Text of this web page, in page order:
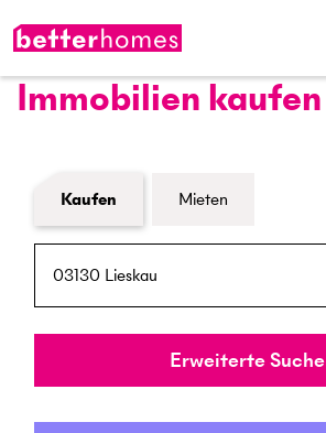
Immobilien kaufen
Formular Immobiliensuche
Kaufen Mieten
PLZ / Ort
Umkreis
Erweiterte Suche